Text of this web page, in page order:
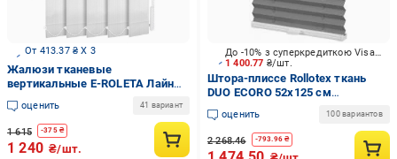
От 413.37 ₴ X 3
Жалюзи тканевые
вертикальные E-ROLETA Лайн
8001 150х150 см Белый
(Lain8001-150-150)
оценить 41 вариант
1 615 -375₴
1 240 ₴/шт.
1 400.77 ₴/шт.
До -10% з суперкредиткою Visa Вигода
Штора-плиссе Rollotex ткань
DUO ECORO 52х125 см
Графитовый
оценить 100 вариантов
2 268.46 -793.96₴